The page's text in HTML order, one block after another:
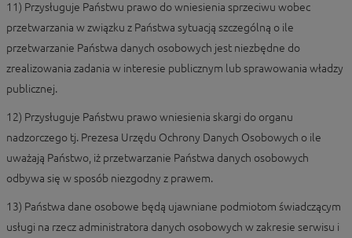
11) Przysługuje Państwu prawo do wniesienia sprzeciwu wobec
przetwarzania w związku z Państwa sytuacją szczególną o ile
przetwarzanie Państwa danych osobowych jest niezbędne do
zrealizowania zadania w interesie publicznym lub sprawowania władzy
publicznej.
12) Przysługuje Państwu prawo wniesienia skargi do organu
nadzorczego tj. Prezesa Urzędu Ochrony Danych Osobowych o ile
uważają Państwo, iż przetwarzanie Państwa danych osobowych
odbywa się w sposób niezgodny z prawem.
13) Państwa dane osobowe będą ujawniane podmiotom świadczącym
usługi na rzecz administratora danych osobowych w zakresie serwisu i